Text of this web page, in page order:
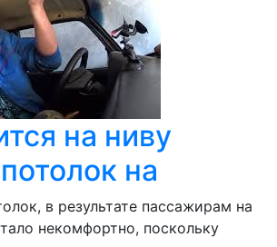
на ниву
на
в результате пассажирам на
некомфортно, поскольку